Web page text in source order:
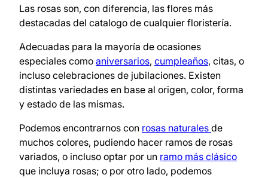
Las rosas son, con diferencia, las flores más
destacadas del catalogo de cualquier floristería.
Adecuadas para la mayoría de ocasiones
especiales como aniversarios, cumpleaños, citas, o
incluso celebraciones de jubilaciones. Existen
distintas variedades en base al origen, color, forma
y estado de las mismas.
Podemos encontrarnos con rosas naturales de
muchos colores, pudiendo hacer ramos de rosas
variados, o incluso optar por un ramo más clásico
que incluya rosas; o por otro lado, podemos